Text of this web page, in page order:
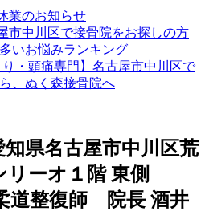
業のお知らせ
市中川区で接骨院をお探しの方
いお悩みランキング
り・頭痛専門】名古屋市中川区で
、ぬく森接骨院へ
知県名古屋市中川区荒
リーオ１階 東側
道整復師 院長 酒井